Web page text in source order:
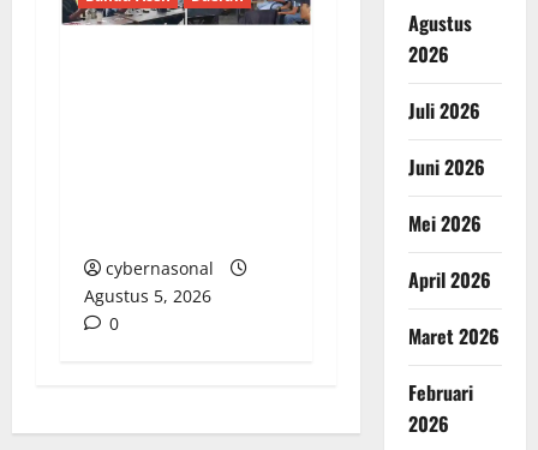
cybernasonal
Agustus 5, 2026
0
Agustus
2026
Juli 2026
Juni 2026
Mei 2026
April 2026
Maret 2026
Februari
2026